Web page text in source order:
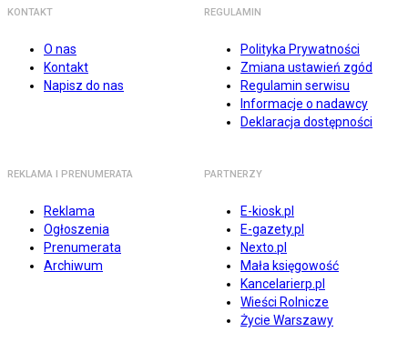
KONTAKT
O nas
Kontakt
Napisz do nas
REGULAMIN
Polityka Prywatności
Zmiana ustawień zgód
Regulamin serwisu
Informacje o nadawcy
Deklaracja dostępności
REKLAMA I PRENUMERATA
Reklama
Ogłoszenia
Prenumerata
Archiwum
PARTNERZY
E-kiosk.pl
E-gazety.pl
Nexto.pl
Mała księgowość
Kancelarierp.pl
Wieści Rolnicze
Życie Warszawy